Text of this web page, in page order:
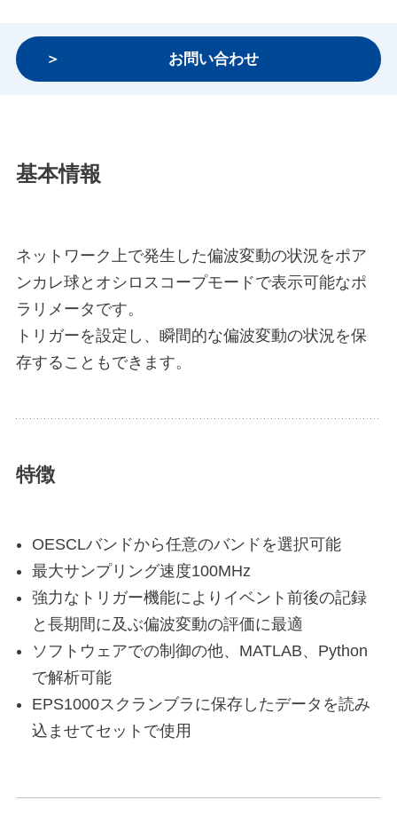
お問い合わせ
基本情報
ネットワーク上で発生した偏波変動の状況をポア
ンカレ球とオシロスコープモードで表示可能なポ
ラリメータです。
トリガーを設定し、瞬間的な偏波変動の状況を保
存することもできます。
特徴
OESCLバンドから任意のバンドを選択可能
最大サンプリング速度100MHz
強力なトリガー機能によりイベント前後の記録
と長期間に及ぶ偏波変動の評価に最適
ソフトウェアでの制御の他、MATLAB、Python
で解析可能
EPS1000スクランブラに保存したデータを読み
込ませてセットで使用